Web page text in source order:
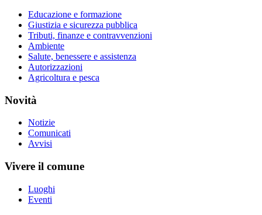
Educazione e formazione
Giustizia e sicurezza pubblica
Tributi, finanze e contravvenzioni
Ambiente
Salute, benessere e assistenza
Autorizzazioni
Agricoltura e pesca
Novità
Notizie
Comunicati
Avvisi
Vivere il comune
Luoghi
Eventi